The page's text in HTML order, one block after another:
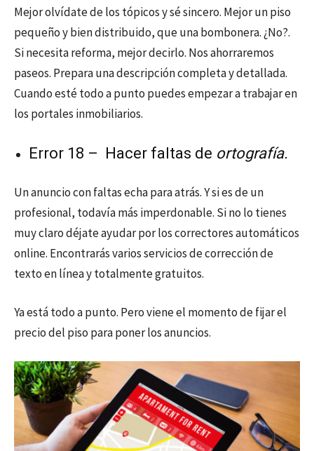
Mejor olvídate de los tópicos y sé sincero. Mejor un piso
pequeño y bien distribuido, que una bombonera. ¿No?.
Si necesita reforma, mejor decirlo. Nos ahorraremos
paseos. Prepara una descripción completa y detallada.
Cuando esté todo a punto puedes empezar a trabajar en
los portales inmobiliarios.
Error 18 – Hacer faltas de ortografía.
Un anuncio con faltas echa para atrás. Y si es de un
profesional, todavía más imperdonable. Si no lo tienes
muy claro déjate ayudar por los correctores automáticos
online. Encontrarás varios servicios de corrección de
texto en línea y totalmente gratuitos.
Ya está todo a punto. Pero viene el momento de fijar el
precio del piso para poner los anuncios.